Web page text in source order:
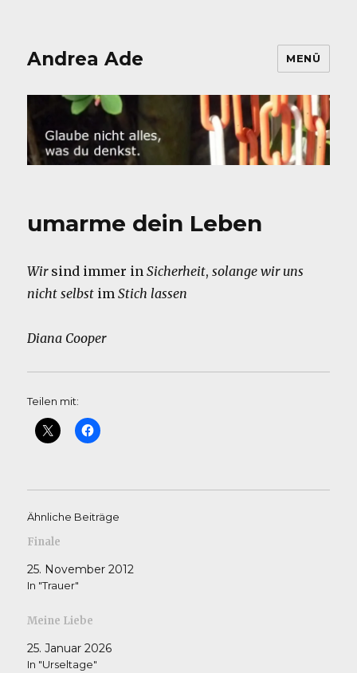
Andrea Ade MENÜ
umarme dein Leben
Wirsind immer inSicherheit,solange wir uns
nicht selbst imStich lassen
Diana Cooper
Teilen mit:
Ähnliche Beiträge
Finale
25. November 2012
In "Trauer"
Meine Liebe
25. Januar 2026
In "Urseltage"